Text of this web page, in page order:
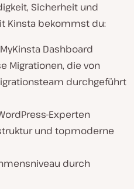
Sicherheit und
Kinsta bekommst du:
Dashboard
Migrationen, die von
durchgeführt
Experten
und topmoderne
durch